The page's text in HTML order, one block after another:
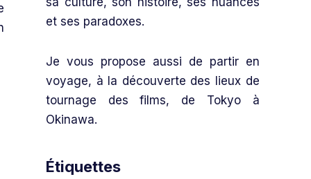
et ses paradoxes.
Je vous propose aussi de partir en
voyage, à la découverte des lieux de
tournage des films, de Tokyo à
Okinawa.
Étiquettes